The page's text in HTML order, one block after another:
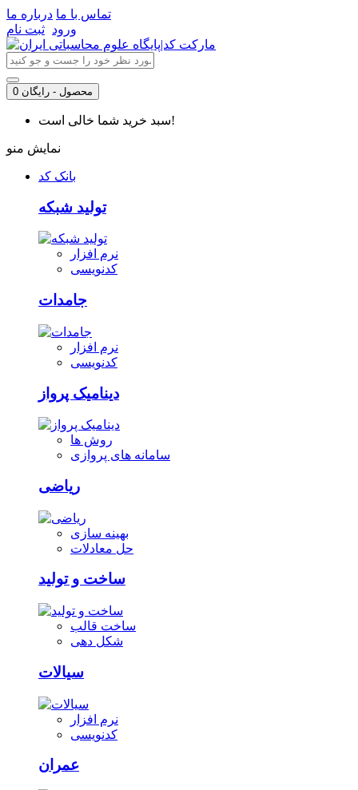
تماس با ما درباره ما
ورود ثبت نام
0 محصول - رایگان
سبد خرید شما خالی است!
نمایش منو
بانک کد
تولید شبکه
نرم افزار
کدنویسی
جامدات
نرم افزار
کدنویسی
دینامیک پرواز
روش ها
سامانه های پروازی
ریاضی
بهینه سازی
حل معادلات
ساخت و تولید
ساخت قالب
شکل دهی
سیالات
نرم افزار
کدنویسی
عمران